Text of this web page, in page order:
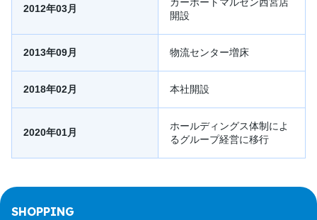
2012年03月
開設
2013年09月 物流センター増床
2018年02月 本社開設
2020年01月
ホールディングス体制によ
るグループ経営に移行
SHOPPING